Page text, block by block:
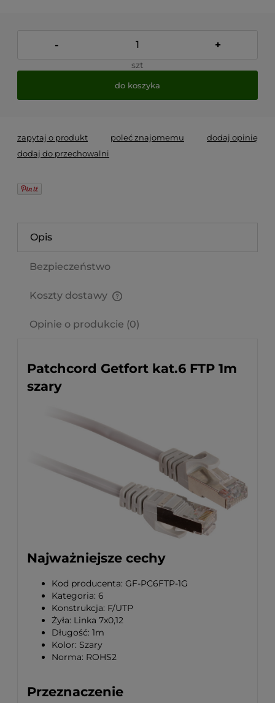
- +
szt
do koszyka
zapytaj o produkt poleć znajomemu
dodaj opinię
dodaj do przechowalni
Opis
Bezpieczeństwo
Koszty dostawy
Opinie o produkcie (0)
Patchcord Getfort kat.6 FTP 1m
szary
Najważniejsze cechy
Kod producenta: GF-PC6FTP-1G
Kategoria: 6
Konstrukcja: F/UTP
Żyła: Linka 7x0,12
Długość: 1m
Kolor: Szary
Norma: ROHS2
Przeznaczenie